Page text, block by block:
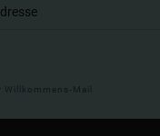
Mail